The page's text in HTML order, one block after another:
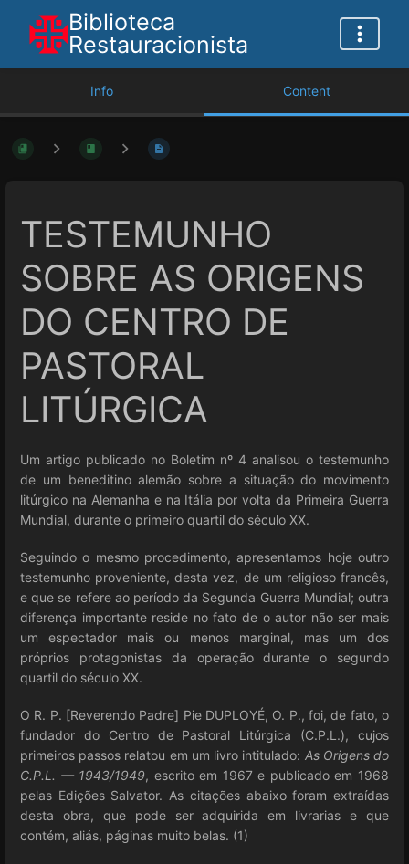
Biblioteca
Restauracionista
Info Content
TESTEMUNHO
SOBRE AS ORIGENS
DO CENTRO DE
PASTORAL
LITÚRGICA
Um artigo publicado no Boletim nº 4 analisou o testemunho
de um beneditino alemão sobre a situação do movimento
litúrgico na Alemanha e na Itália por volta da Primeira Guerra
Mundial, durante o primeiro quartil do século XX.
Seguindo o mesmo procedimento, apresentamos hoje outro
testemunho proveniente, desta vez, de um religioso francês,
e que se refere ao período da Segunda Guerra Mundial; outra
diferença importante reside no fato de o autor não ser mais
um espectador mais ou menos marginal, mas um dos
próprios protagonistas da operação durante o segundo
quartil do século XX.
O R. P. [Reverendo Padre] Pie DUPLOYÉ, O. P., foi, de fato, o
fundador do Centro de Pastoral Litúrgica (C.P.L.), cujos
primeiros passos relatou em um livro intitulado: As Origens do
C.P.L. — 1943/1949, escrito em 1967 e publicado em 1968
pelas Edições Salvator. As citações abaixo foram extraídas
desta obra, que pode ser adquirida em livrarias e que
contém, aliás, páginas muito belas. (1)